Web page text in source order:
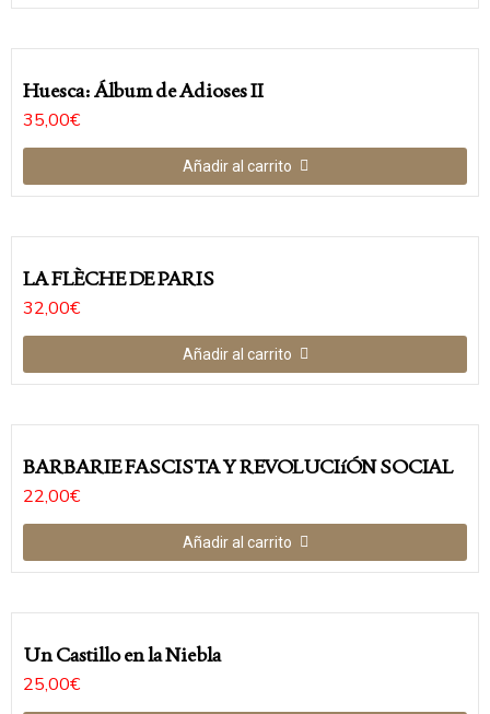
Huesca: Álbum de Adioses II
35,00€
Añadir al carrito
LA FLÈCHE DE PARIS
32,00€
Añadir al carrito
BARBARIE FASCISTA Y REVOLUCIíÓN SOCIAL
22,00€
Añadir al carrito
Un Castillo en la Niebla
25,00€